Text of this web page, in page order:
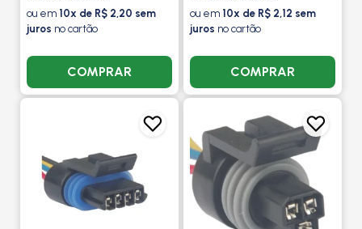
ou em 10x de R$ 2,20 sem
juros no cartão
COMPRAR
ou em 10x de R$ 2,12 sem
juros no cartão
COMPRAR